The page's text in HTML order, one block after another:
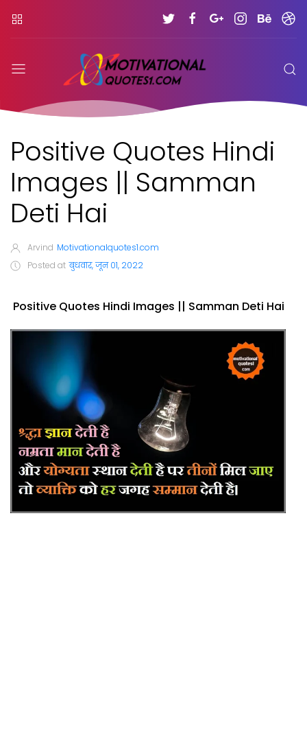
Positive Quotes Hindi
Images || Samman
Deti Hai
Arvind Motivationalquotes1.com
Posted at बुधवार, जून 01, 2022
Positive Quotes Hindi Images || Samman Deti Hai